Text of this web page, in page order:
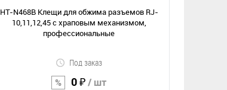
HT-N468B Клещи для обжима разъемов RJ-
10,11,12,45 c храповым механизмом,
профессиональные
Под заказ
0 ₽/ шт